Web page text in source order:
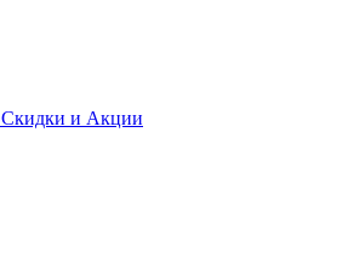
Скидки и Акции